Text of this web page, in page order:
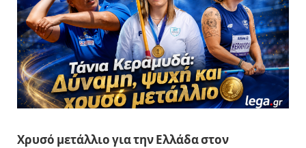
Χρυσό μετάλλιο για την Ελλάδα στον